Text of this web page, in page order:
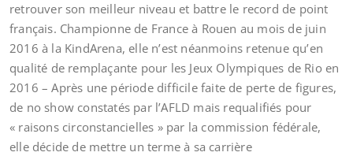
retrouver son meilleur niveau et battre le record de point
français. Championne de France à Rouen au mois de juin
2016 à la KindArena, elle n’est néanmoins retenue qu’en
qualité de remplaçante pour les Jeux Olympiques de Rio en
2016 – Après une période difficile faite de perte de figures,
de no show constatés par l’AFLD mais requalifiés pour
« raisons circonstancielles » par la commission fédérale,
elle décide de mettre un terme à sa carrière